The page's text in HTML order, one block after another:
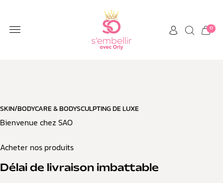
0
SKIN/BODYCARE & BODYSCULPTING DE LUXE
Bienvenue chez SAO
Acheter nos produits
Délai de livraison imbattable